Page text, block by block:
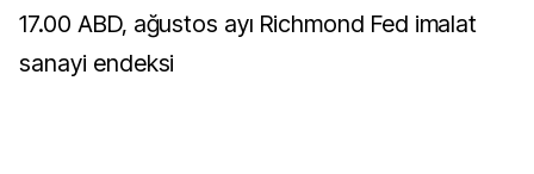
17.00 ABD, ağustos ayı Richmond Fed imalat
sanayi endeksi